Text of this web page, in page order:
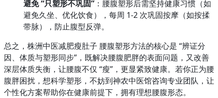
避免 “只塑形不巩固” ：腰腹塑形后需坚持健康习惯（如
避免久坐、优化饮食），每周 1-2 次巩固按摩（如按揉
带脉），防止腹型反弹。
总之，株洲中医减肥瘦肚子 腰腹塑形方法的核心是 “辨证分
因、体质与塑形同步”，既解决腰腹肥胖的表面问题，又改善
深层体质失衡，让腰腹不仅 “瘦”，更显紧致健康。若你正为腰
腹胖困扰，想科学塑形，不妨到神农中医馆咨询专业团队，让
个性化方案帮助你在健康前提下，拥有理想腰腹形态。